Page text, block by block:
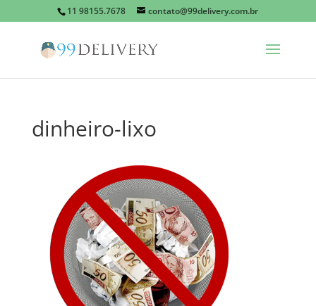
11 98155.7678 contato@99delivery.com.br
dinheiro-lixo